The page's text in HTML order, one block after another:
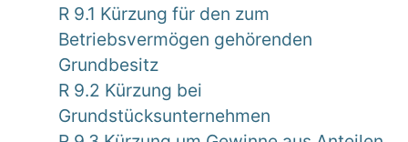
R 9.1 Kürzung für den zum
Betriebsvermögen gehörenden
Grundbesitz
R 9.2 Kürzung bei
Grundstücksunternehmen